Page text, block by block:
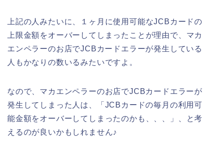
上記の人みたいに、１ヶ月に使用可能なJCBカードの
上限金額をオーバーしてしまったことが理由で、マカ
エンペラーのお店でJCBカードエラーが発生している
人もかなりの数いるみたいですよ。
なので、マカエンペラーのお店でJCBカードエラーが
発生してしまった人は、「JCBカードの毎月の利用可
能金額をオーバーしてしまったのかも、、、」、と考
えるのが良いかもしれません♪